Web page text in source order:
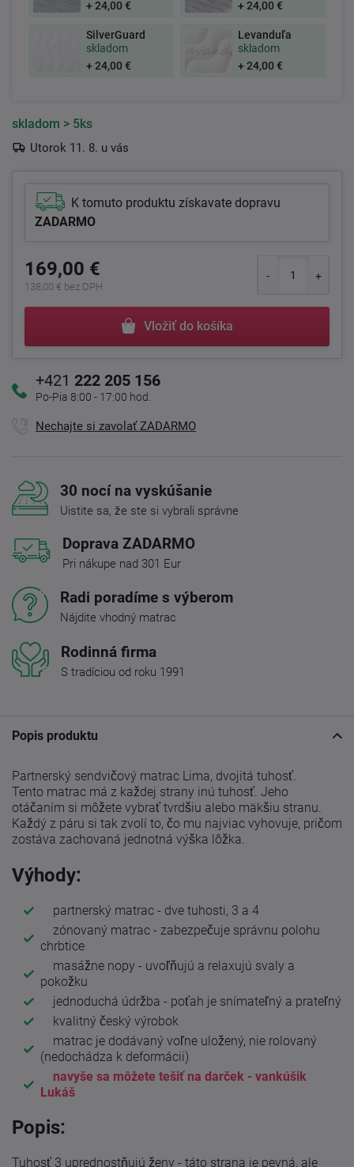
+ 24,00 €
+ 24,00 €
SilverGuard
skladom
+ 24,00 €
Levanduľa
skladom
+ 24,00 €
skladom > 5ks
Utorok 11. 8. u vás
K tomuto produktu získavate dopravu
ZADARMO
169,00 €
138,00 € bez DPH
Vložiť do košíka
+421 222 205 156
Po-Pia 8:00 - 17:00 hod.
Nechajte si zavolať ZADARMO
30 nocí na vyskúšanie
Uistite sa, že ste si vybrali správne
Doprava ZADARMO
Pri nákupe nad 301 Eur
Radi poradíme s výberom
Nájdite vhodný matrac
Rodinná firma
S tradíciou od roku 1991
Popis produktu
Partnerský sendvičový matrac Lima, dvojitá tuhosť.
Tento matrac má z každej strany inú tuhosť. Jeho
otáčaním si môžete vybrať tvrdšiu alebo mäkšiu stranu.
Každý z páru si tak zvolí to, čo mu najviac vyhovuje, pričom
zostáva zachovaná jednotná výška lôžka.
Výhody:
partnerský matrac - dve tuhosti, 3 a 4
zónovaný matrac - zabezpečuje správnu polohu
chrbtice
masážne nopy - uvoľňujú a relaxujú svaly a
pokožku
jednoduchá údržba - poťah je snímateľný a prateľný
kvalitný český výrobok
matrac je dodávaný voľne uložený, nie rolovaný
(nedochádza k deformácii)
navyše sa môžete tešiť na darček - vankúšik
Lukáš
Popis:
Tuhosť 3 uprednostňujú ženy - táto strana je pevná, ale